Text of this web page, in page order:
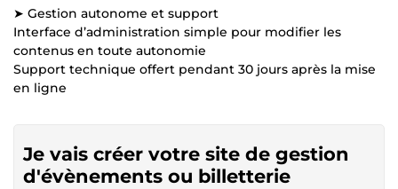
➤ Gestion autonome et support
Interface d’administration simple pour modifier les
contenus en toute autonomie
Support technique offert pendant 30 jours après la mise
en ligne
Je vais créer votre site de gestion
d'évènements ou billetterie